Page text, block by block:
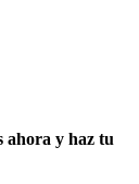
ahora y haz tu